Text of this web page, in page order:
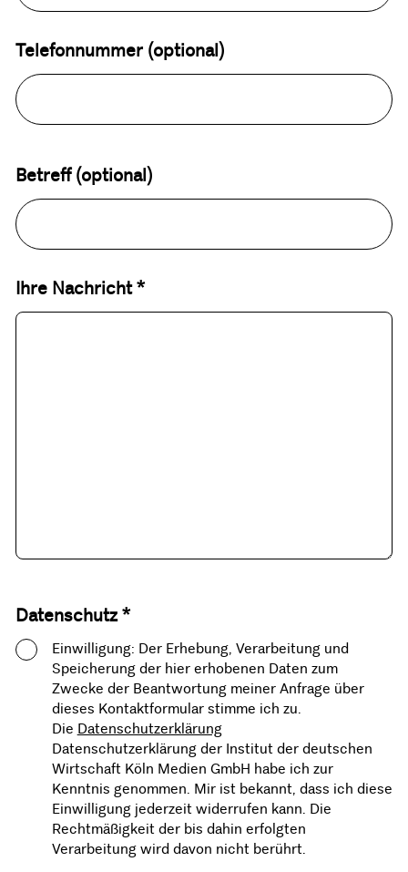
Telefonnummer (optional)
Betreff (optional)
Ihre Nachricht *
Datenschutz *
Einwilligung: Der Erhebung, Verarbeitung und
Speicherung der hier erhobenen Daten zum
Zwecke der Beantwortung meiner Anfrage über
dieses Kontaktformular stimme ich zu.
Die Datenschutzerklärung
Datenschutzerklärung der Institut der deutschen
Wirtschaft Köln Medien GmbH habe ich zur
Kenntnis genommen. Mir ist bekannt, dass ich diese
Einwilligung jederzeit widerrufen kann. Die
Rechtmäßigkeit der bis dahin erfolgten
Verarbeitung wird davon nicht berührt.